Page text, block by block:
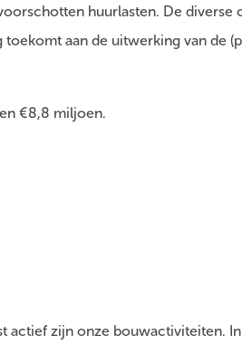
huurlasten. De diverse
aan de uitwerking van de
€8,8 miljoen.
actief zijn onze bouwactiviteiten.